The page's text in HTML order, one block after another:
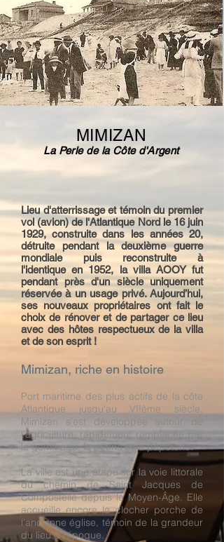
MIMIZAN
La Perle de la Côte d'Argent
Lieu d'atterrissage et témoin du premier
vol (avion) de l'Atlantique Nord le 16 juin
1929, construite dans les années 20,
détruite pendant la deuxième guerre
mondiale puis reconstruite à
l'identique en 1952, la villa AOOY fut
pendant près d'un siècle uniquement
réservée à un usage privé. Aujourd’hui,
ses nouveaux propriétaires ont fait le
choix de rénover et de partager ce lieu
avec des hôtes respectueux de la villa
et de son esprit !
Mimizan, riche en histoire
Port maritime des plus actifs de la côte
Atlantique jusqu'au VIIème siècle,
Mimizan s'est développée autour de
l'agriculture, rapidement remplacée par
le gemmage, la pêche et la papeterie.
La ville est une étape sur la voie littorale
du chemin de Saint Jacques de
Compostelle depuis le Moyen-Âge. Elle
accueille encore le clocher porche de
l'ancienne église, témoin de la grandeur
du lieu à l'époque.